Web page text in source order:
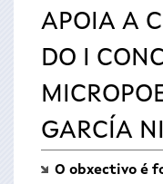
aquíAPOIA A
DO I
GARCÍA
O obxectivo é